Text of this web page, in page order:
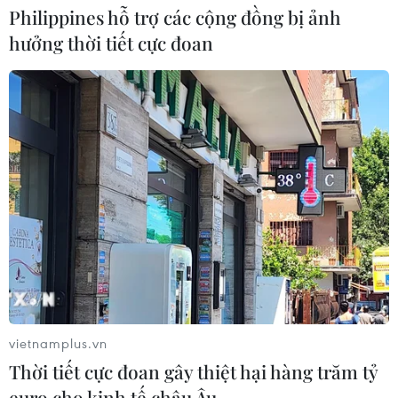
Giá vàng trong nước đi xuống, giao
dịch quanh mức 143,5 triệu đồng
10/08/2026 02:44
Giá vàng ngày 10/8: Bảng giá tại các
công ty vàng bạc đá quý
10/08/2026 02:06
Giá dầu tiếp tục leo thang khi rủi ro
gián đoạn nguồn cung gia tăng
10/08/2026 02:03
Philippines hỗ trợ các cộng đồng bị ảnh
hưởng thời tiết cực đoan
vietnamplus.vn
Thời tiết cực đoan gây thiệt hại hàng trăm tỷ